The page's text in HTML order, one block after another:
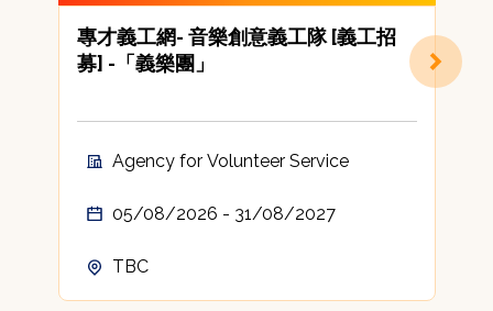
專才義工網- 音樂創意義工隊 [義工招
募] -「義樂團」
Agency for Volunteer Service
05/08/2026 - 31/08/2027
TBC